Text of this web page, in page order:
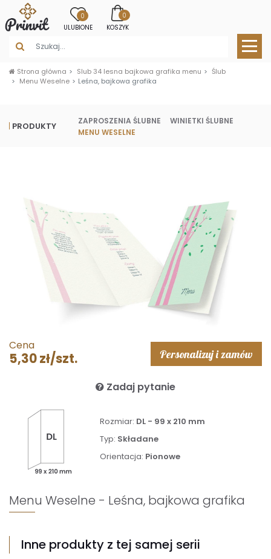
0
ULUBIONE
0
KOSZYK
Strona główna Slub 34 lesna bajkowa grafika menu
Ślub
Menu Weselne
Leśna, bajkowa grafika
PRODUKTY ZAPROSZENIA ŚLUBNE
WINIETKI ŚLUBNE
MENU WESELNE
Cena
5,30 zł/szt. Personalizuj i zamów
Zadaj pytanie
Rozmiar: DL - 99 x 210 mm
Typ: Składane
Orientacja: Pionowe
Menu Weselne - Leśna, bajkowa grafika
Inne produkty z tej samej serii